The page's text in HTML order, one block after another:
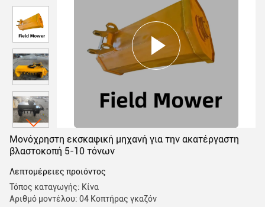
Μονόχρηστη εκσκαφική μηχανή για την ακατέργαστη
βλαστοκοπή 5-10 τόνων
Λεπτομέρειες προιόντος
Τόπος καταγωγής: Κίνα
Αριθμό μοντέλου: 04 Κοπτήρας γκαζόν